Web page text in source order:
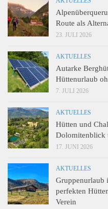
Route als
23. JULI 2026
AKTUELLES
Autarke
Hüttenurlaub
7. JULI 2026
AKTUELLES
Hütten und
Dolomitenblick
17. JUNI 2026
AKTUELLES
Gruppenurlaub
perfekten
Verein